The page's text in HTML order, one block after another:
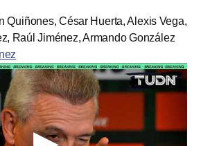
Quiñones, César Huerta, Alexis Vega,
Raúl Jiménez, Armando González